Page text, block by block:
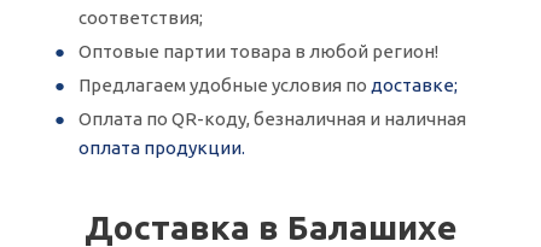
соответствия;
Оптовые партии товара в любой регион!
Предлагаем удобные условия по доставке;
Оплата по QR-коду, безналичная и наличная
оплата продукции.
Доставка в Балашихе